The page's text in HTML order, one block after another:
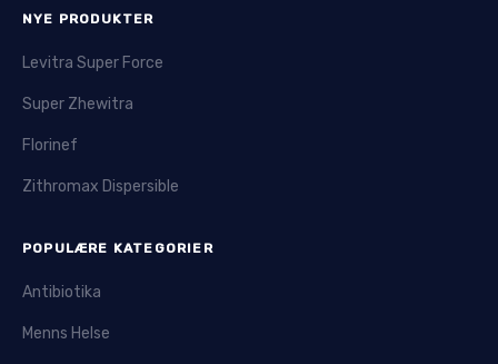
NYE PRODUKTER
Levitra Super Force
Super Zhewitra
Florinef
Zithromax Dispersible
POPULÆRE KATEGORIER
Antibiotika
Menns Helse